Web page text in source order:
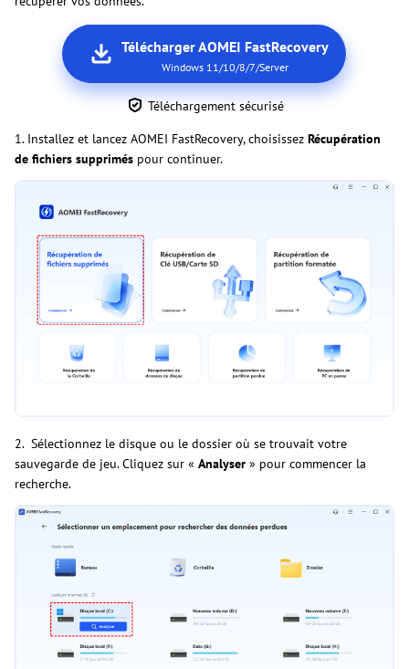
Télécharger AOMEI FastRecovery
Windows 11/10/8/7/Server
Téléchargement sécurisé
1. Installez et lancez AOMEI FastRecovery, choisissez Récupération
de fichiers supprimés pour continuer.
2. Sélectionnez le disque ou le dossier où se trouvait votre
sauvegarde de jeu. Cliquez sur « Analyser » pour commencer la
recherche.